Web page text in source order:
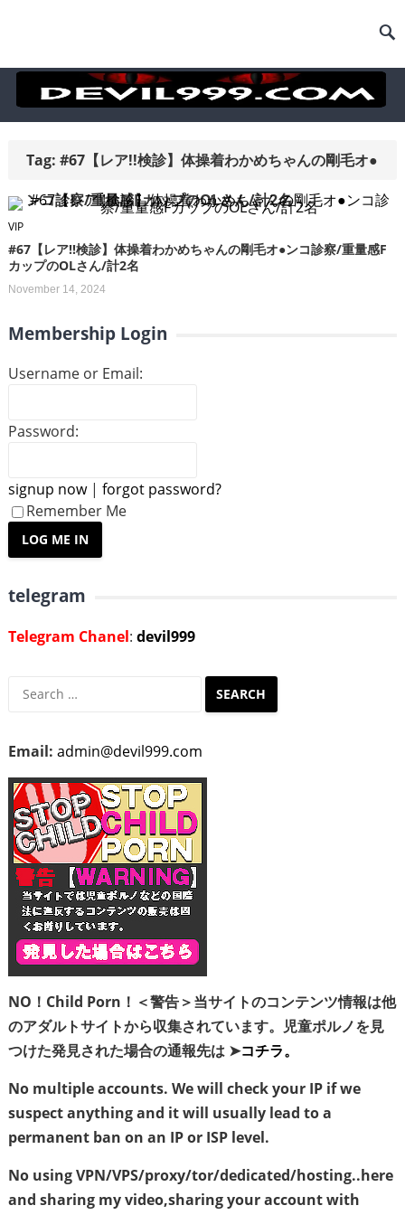
Tag: #67【レア!!検診】体操着わかめちゃんの剛毛オ●
ンコ診察/重量感FカップのOLさん/計2名
VIP
#67【レア!!検診】体操着わかめちゃんの剛毛オ●ンコ診察/重量感F
カップのOLさん/計2名
November 14, 2024
Membership Login
Username or Email:
Password:
signup now| forgot password?
Remember Me
telegram
Telegram Chanel: devil999
Search
Email: admin@devil999.com
NO！Child Porn！＜警告＞当サイトのコンテンツ情報は他
のアダルトサイトから収集されています。児童ポルノを見
つけた発見された場合の通報先は ➤コチラ。
No multiple accounts. We will check your IP if we
suspect anything and it will usually lead to a
permanent ban on an IP or ISP level.
No using VPN/VPS/proxy/tor/dedicated/hosting..here
and sharing my video,sharing your account with